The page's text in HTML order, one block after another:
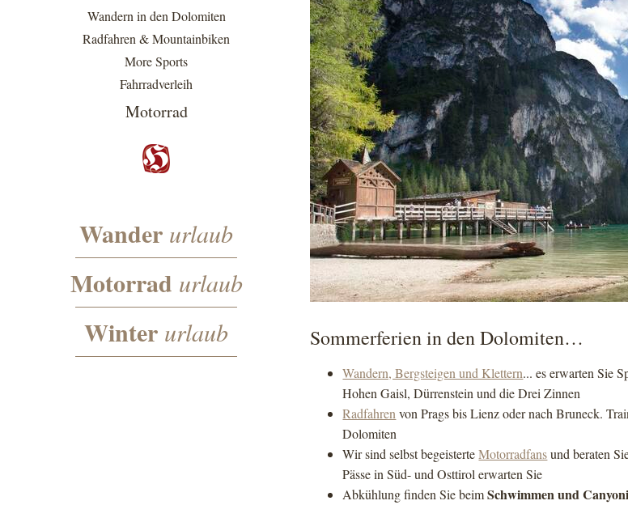
Wandern in den Dolomiten
Radfahren & Mountainbiken
More Sports
Fahrradverleih
Motorrad
Wander urlaub
Motorrad urlaub
Winter urlaub Sommerferien in den Dolomiten…
Wandern, Bergsteigen und Klettern... es erwarten Sie
Hohen Gaisl, Dürrenstein und die Drei Zinnen
Radfahren von Prags bis Lienz oder nach Bruneck.
Dolomiten
Wir sind selbst begeisterteMotorradfansund beraten
Pässe in Süd- und Osttirol erwarten Sie
Abkühlung finden Sie beimSchwimmen und